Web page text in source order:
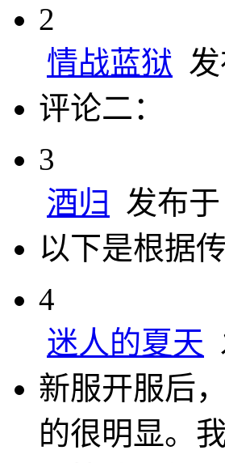
2
情战蓝狱
评论二：
3
酒归
发布
以下是根据
4
迷人的夏天
新服开服后
的很明显。